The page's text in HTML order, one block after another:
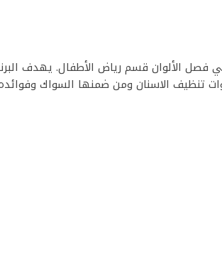
فصل الألوان قسم رياض الأطفال. يهدف
تنظيف الاسنان ومن ضمنها السواك